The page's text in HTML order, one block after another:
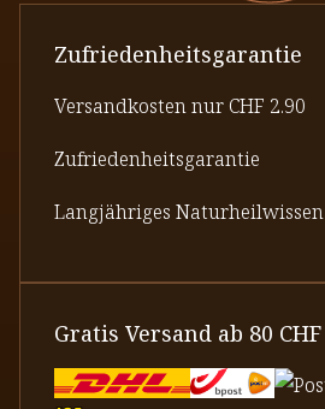
Zufriedenheitsgarantie
Versandkosten nur CHF 2.90
Zufriedenheitsgarantie
Langjähriges Naturheilwissen
Gratis Versand ab 80 CHF